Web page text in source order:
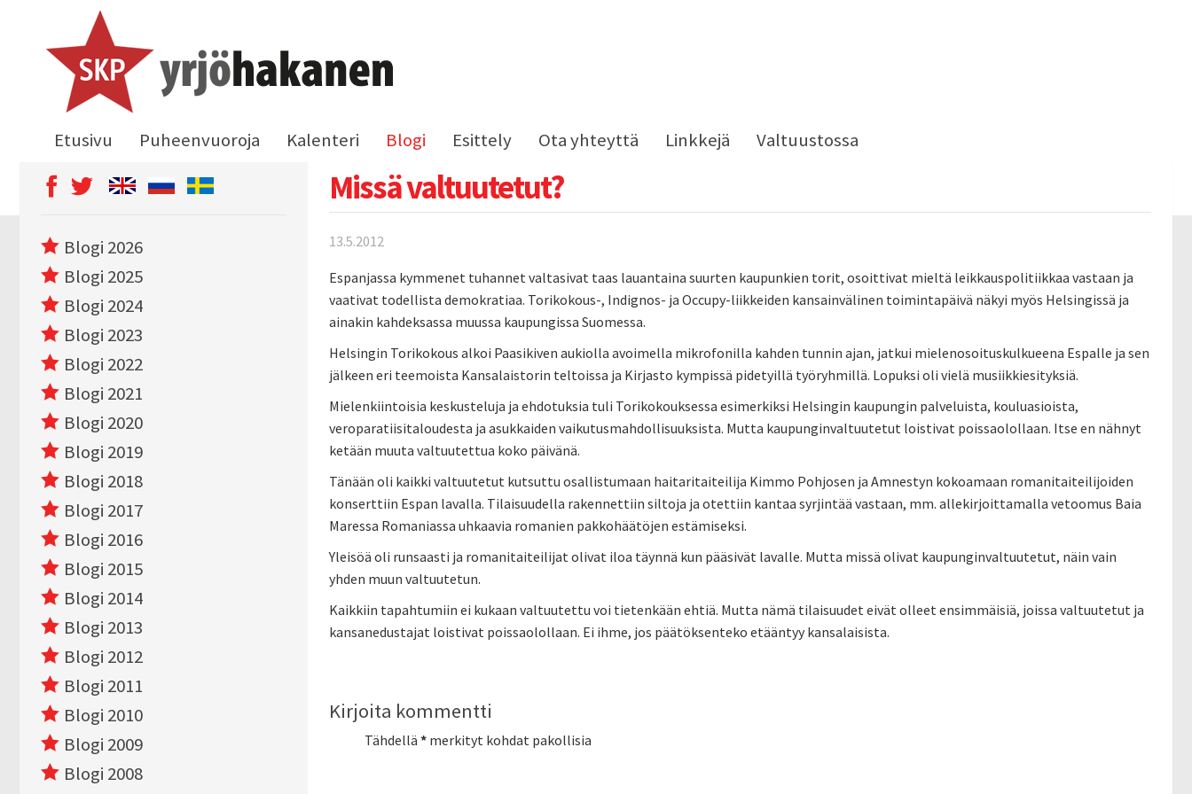
Etusivu Puheenvuoroja Kalenteri Blogi Esittely Ota yhteyttä Linkkejä Valtuustossa
Missä valtuutetut?
13.5.2012
Espanjassa kymmenet tuhannet valtasivat taas lauantaina suurten kaupunkien torit, osoittivat mieltä leikkauspolitiikkaa vastaan ja
vaativat todellista demokratiaa. Torikokous-, Indignos- ja Occupy-liikkeiden kansainvälinen toimintapäivä näkyi myös Helsingissä ja
ainakin kahdeksassa muussa kaupungissa Suomessa.
Helsingin Torikokous alkoi Paasikiven aukiolla avoimella mikrofonilla kahden tunnin ajan, jatkui mielenosoituskulkueena Espalle ja sen
jälkeen eri teemoista Kansalaistorin teltoissa ja Kirjasto kympissä pidetyillä työryhmillä. Lopuksi oli vielä musiikkiesityksiä.
Mielenkiintoisia keskusteluja ja ehdotuksia tuli Torikokouksessa esimerkiksi Helsingin kaupungin palveluista, kouluasioista,
veroparatiisitaloudesta ja asukkaiden vaikutusmahdollisuuksista. Mutta kaupunginvaltuutetut loistivat poissaolollaan. Itse en nähnyt
ketään muuta valtuutettua koko päivänä.
Tänään oli kaikki valtuutetut kutsuttu osallistumaan haitaritaiteilija Kimmo Pohjosen ja Amnestyn kokoamaan romanitaiteilijoiden
konserttiin Espan lavalla. Tilaisuudella rakennettiin siltoja ja otettiin kantaa syrjintää vastaan, mm. allekirjoittamalla vetoomus Baia
Maressa Romaniassa uhkaavia romanien pakkohäätöjen estämiseksi.
Yleisöä oli runsaasti ja romanitaiteilijat olivat iloa täynnä kun pääsivät lavalle. Mutta missä olivat kaupunginvaltuutetut, näin vain
yhden muun valtuutetun.
Kaikkiin tapahtumiin ei kukaan valtuutettu voi tietenkään ehtiä. Mutta nämä tilaisuudet eivät olleet ensimmäisiä, joissa valtuutetut ja
kansanedustajat loistivat poissaolollaan. Ei ihme, jos päätöksenteko etääntyy kansalaisista.
Kirjoita kommentti
Tähdellä * merkityt kohdat pakollisia
Blogi 2026
Blogi 2025
Blogi 2024
Blogi 2023
Blogi 2022
Blogi 2021
Blogi 2020
Blogi 2019
Blogi 2018
Blogi 2017
Blogi 2016
Blogi 2015
Blogi 2014
Blogi 2013
Blogi 2012
Blogi 2011
Blogi 2010
Blogi 2009
Blogi 2008